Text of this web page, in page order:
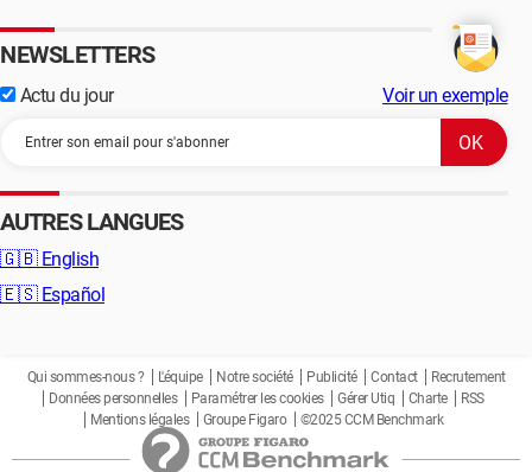
NEWSLETTERS
Actu du jour Voir un exemple
AUTRES LANGUES
🇬🇧 English
🇪🇸 Español
Qui sommes-nous ? L'équipe Notre société Publicité Contact
Recrutement
Données personnelles
Paramétrer les cookies Gérer Utiq Charte
RSS
Mentions légales
Groupe Figaro ©2025 CCM Benchmark